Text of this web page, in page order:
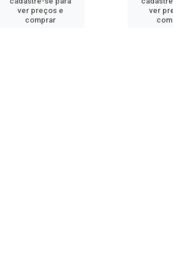
ver preços e
comprar
ver